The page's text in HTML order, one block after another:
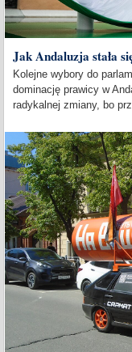
Jak Andaluzja stała
Kolejne wybory do
dominację prawicy w
radykalnej zmiany, bo